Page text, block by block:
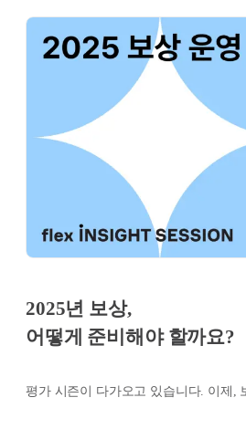
2025년 보상,
어떻게 준비해야 할까요?
평가 시즌이 다가오고 있습니다. 이제,